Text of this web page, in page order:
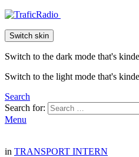
Switch skin
Switch to the dark mode that's
Switch to the light mode that's
Search
Search for:
Menu
in TRANSPORT INTERN